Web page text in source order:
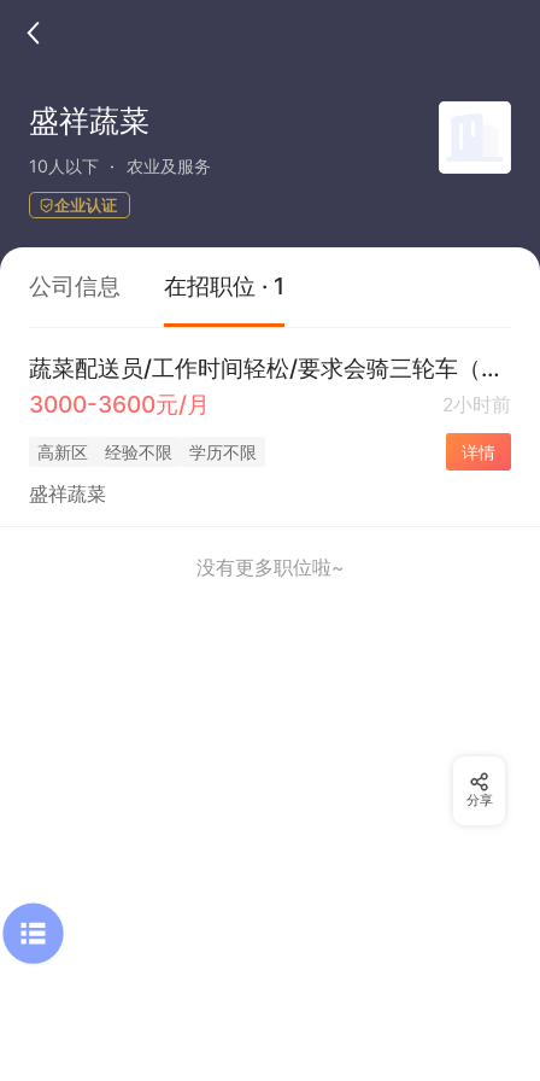
盛祥蔬菜
10人以下 农业及服务
企业认证
公司信息 在招职位 · 1
蔬菜配送员/工作时间轻松/要求会骑三轮车（包早餐）
3000-3600元/月
2小时前
高新区 经验不限 学历不限 详情
盛祥蔬菜
没有更多职位啦~
分享